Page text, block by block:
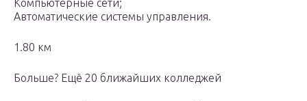
Компьютерные сети;
Автоматические системы управления.
1.80 км
Больше? Ещё 20 ближайших колледжей